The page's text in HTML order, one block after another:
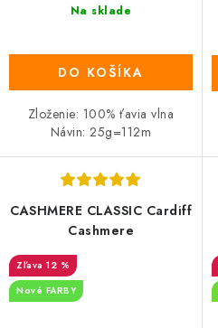
Na sklade
DO KOŠÍKA
Zloženie: 100% ťavia vlna
Návin: 25g=112m
CASHMERE CLASSIC Cardiff
Cashmere
12 %
Nové FARBY